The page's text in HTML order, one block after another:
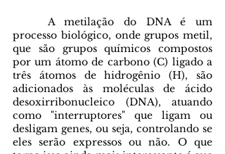
processo biológico, onde grupos metil,
que são grupos químicos compostos
por um átomo de carbono (C) ligado a
três átomos de hidrogênio (H), são
adicionados às moléculas de ácido
desoxirribonucleico (DNA), atuando
como "interruptores" que ligam ou
desligam genes, ou seja, controlando se
eles serão expressos ou não. O que